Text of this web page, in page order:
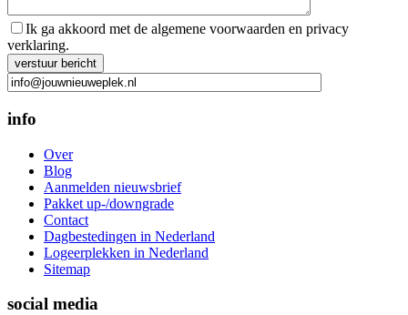
Ik ga akkoord met de algemene voorwaarden en privacy
verklaring.
Gelieve dit veld leeg te laten.
info
Over
Blog
Aanmelden nieuwsbrief
Pakket up-/downgrade
Contact
Dagbestedingen in Nederland
Logeerplekken in Nederland
Sitemap
social media